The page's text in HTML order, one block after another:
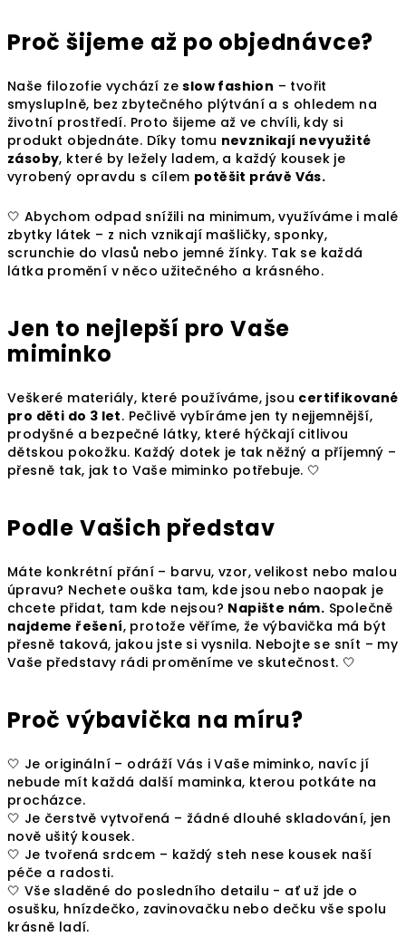
Proč šijeme až po objednávce?
Naše filozofie vychází zeslow fashion – tvořit
smysluplně, bez zbytečného plýtvání a s ohledem na
životní prostředí. Proto šijeme až ve chvíli, kdy si
produkt objednáte. Díky tomu nevznikají nevyužité
zásoby, které by ležely ladem, a každý kousek je
vyrobený opravdu s cílem potěšit právě Vás.
🤍 Abychom odpad snížili na minimum, využíváme i malé
zbytky látek – z nich vznikají mašličky, sponky,
scrunchie do vlasů nebo jemné žínky. Tak se každá
látka promění v něco užitečného a krásného.
Jen to nejlepší pro Vaše
miminko
Veškeré materiály, které používáme, jsou certifikované
pro děti do 3 let. Pečlivě vybíráme jen ty nejjemnější,
prodyšné a bezpečné látky, které hýčkají citlivou
dětskou pokožku. Každý dotek je tak něžný a příjemný –
přesně tak, jak to Vaše miminko potřebuje. 🤍
Podle Vašich představ
Máte konkrétní přání – barvu, vzor, velikost nebo malou
úpravu? Nechete ouška tam, kde jsou nebo naopak je
chcete přidat, tam kde nejsou? Napište nám. Společně
najdeme řešení, protože věříme, že výbavička má být
přesně taková, jakou jste si vysnila. Nebojte se snít – my
Vaše představy rádi proměníme ve skutečnost. 🤍
Proč výbavička na míru?
🤍 Je originální – odráží Vás i Vaše miminko, navíc jí
nebude mít každá další maminka, kterou potkáte na
procházce.
🤍 Je čerstvě vytvořená – žádné dlouhé skladování, jen
nově ušitý kousek.
🤍 Je tvořená srdcem – každý steh nese kousek naší
péče a radosti.
🤍 Vše sladěné do posledního detailu - ať už jde o
osušku, hnízdečko, zavinovačku nebo dečku vše spolu
krásně ladí.